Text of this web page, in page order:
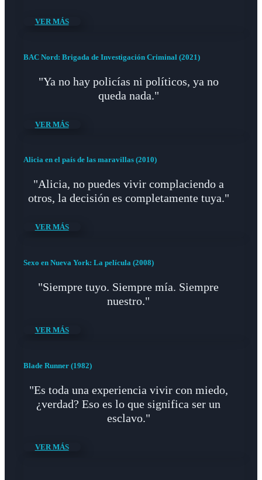
VER MÁS
BAC Nord: Brigada de Investigación Criminal (2021)
"Ya no hay policías ni políticos, ya no
queda nada."
VER MÁS
Alicia en el país de las maravillas (2010)
"Alicia, no puedes vivir complaciendo a
otros, la decisión es completamente tuya."
VER MÁS
Sexo en Nueva York: La película (2008)
"Siempre tuyo. Siempre mía. Siempre
nuestro."
VER MÁS
Blade Runner (1982)
"Es toda una experiencia vivir con miedo,
¿verdad? Eso es lo que significa ser un
esclavo."
VER MÁS